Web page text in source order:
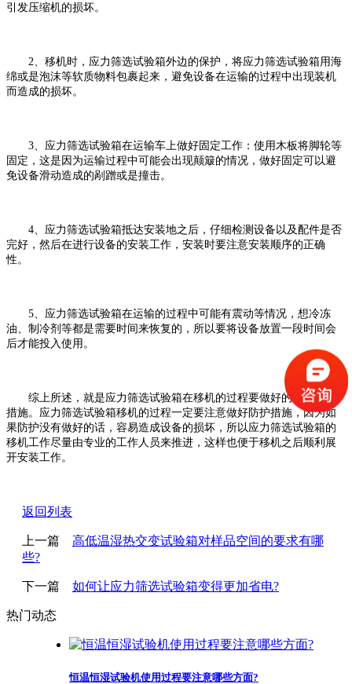
引发压缩机的损坏。
2、移机时，应力筛选试验箱外边的保护，将应力筛选试验箱用海
绵或是泡沫等软质物料包裹起来，避免设备在运输的过程中出现装机
而造成的损坏。
3、应力筛选试验箱在运输车上做好固定工作：使用木板将脚轮等
固定，这是因为运输过程中可能会出现颠簸的情况，做好固定可以避
免设备滑动造成的剐蹭或是撞击。
4、应力筛选试验箱抵达安装地之后，仔细检测设备以及配件是否
完好，然后在进行设备的安装工作，安装时要注意安装顺序的正确
性。
5、应力筛选试验箱在运输的过程中可能有震动等情况，想冷冻
油、制冷剂等都是需要时间来恢复的，所以要将设备放置一段时间会
后才能投入使用。
综上所述，就是应力筛选试验箱在移机的过程要做好的一些防护
措施。应力筛选试验箱移机的过程一定要注意做好防护措施，因为如
果防护没有做好的话，容易造成设备的损坏，所以应力筛选试验箱的
移机工作尽量由专业的工作人员来推进，这样也便于移机之后顺利展
开安装工作。
返回列表
上一篇 高低温湿热交变试验箱对样品空间的要求有哪
些?
下一篇 如何让应力筛选试验箱变得更加省电?
热门动态
恒温恒湿试验机使用过程要注意哪些方面?